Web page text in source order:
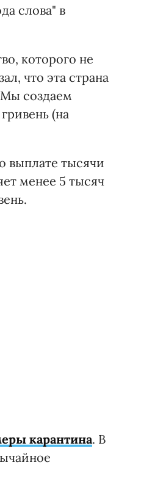
слова" в
которого не
что эта страна
создаем
(на
выплате тысячи
менее 5 тысяч
карантина. В